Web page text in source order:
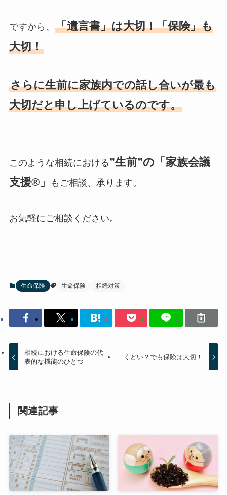
ですから、 「遺言書」は大切！「保険」も
大切！
さらに生前に家族内での話し合いが最も
大切だと申し上げているのです。
このような相続における”生前”の「家族会議
支援®」
もご相談、承ります。
お気軽にご相談ください。
生命保険 生命保険 相続対策
相続における生命保険の代
表的な機能のひとつ
くどい？でも保険は大切！
関連記事